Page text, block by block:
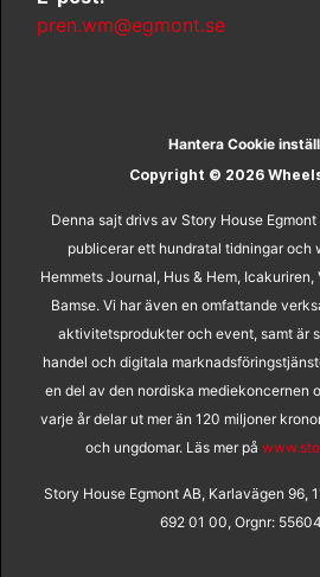
pren.wm@egmont.se
Hantera Cookie
Copyright © 2026
Denna sajt drivs av Story House
publicerar ett hundratal tidningar och
Hemmets Journal, Hus & Hem,
Bamse. Vi har även en omfattande
aktivitetsprodukter och event, samt är
handel och digitala
en del av den nordiska mediekoncernen
varje år delar ut mer än 120 miljoner
och ungdomar. Läs mer på
Story House Egmont AB, Karlavägen 96,
692 01 00, Orgnr: